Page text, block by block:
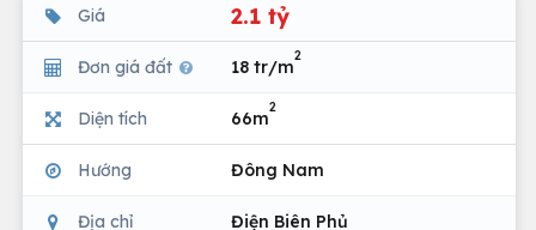
Giá 2.1 tỷ
Đơn giá đất 18 tr/m
2
Diện tích 66m
2
Hướng Đông Nam
Địa chỉ Điện Biên Phủ